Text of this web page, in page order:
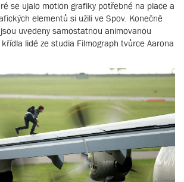
se ujalo motion grafiky potřebné na place a
elementů si užili ve Spov. Konečně
uvedeny samostatnou animovanou
lidé ze studia Filmograph tvůrce Aarona